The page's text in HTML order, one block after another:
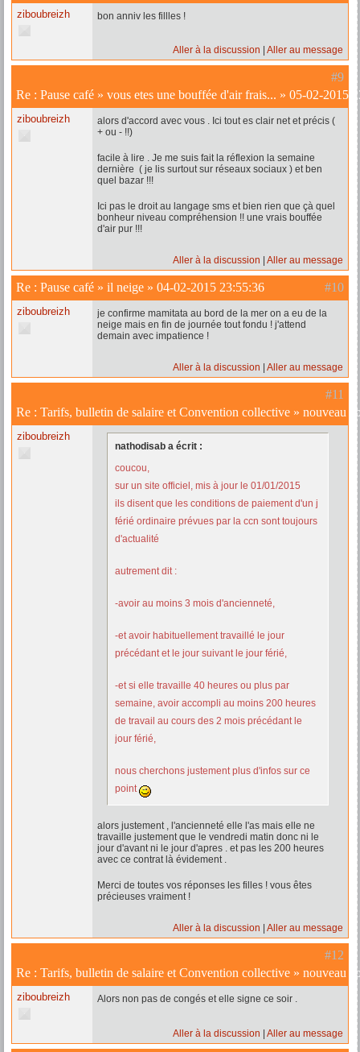
ziboubreizh bon anniv les fillles !
Aller à la discussion Aller au message
#9
Re : Pause café » vous etes une bouffée d'air frais... » 05-02-2015
ziboubreizh
alors d'accord avec vous . Ici tout es clair net et précis (
+ ou - !!)
facile à lire . Je me suis fait la réflexion la semaine
dernière ( je lis surtout sur réseaux sociaux ) et ben
quel bazar !!!
Ici pas le droit au langage sms et bien rien que çà quel
bonheur niveau compréhension !! une vrais bouffée
d'air pur !!!
Aller à la discussion Aller au message
#10
Re : Pause café » il neige » 04-02-2015 23:55:36
ziboubreizh
je confirme mamitata au bord de la mer on a eu de la
neige mais en fin de journée tout fondu ! j'attend
demain avec impatience !
Aller à la discussion Aller au message
#11
Re : Tarifs, bulletin de salaire et Convention collective » nouveau
ziboubreizh
nathodisab a écrit :
coucou,
sur un site officiel, mis à jour le 01/01/2015
ils disent que les conditions de paiement d'un j
férié ordinaire prévues par la ccn sont toujours
d'actualité
autrement dit :
-avoir au moins 3 mois d'ancienneté,
-et avoir habituellement travaillé le jour
précédant et le jour suivant le jour férié,
-et si elle travaille 40 heures ou plus par
semaine, avoir accompli au moins 200 heures
de travail au cours des 2 mois précédant le
jour férié,
nous cherchons justement plus d'infos sur ce
point
alors justement , l'ancienneté elle l'as mais elle ne
travaille justement que le vendredi matin donc ni le
jour d'avant ni le jour d'apres . et pas les 200 heures
avec ce contrat là évidement .
Merci de toutes vos réponses les filles ! vous êtes
précieuses vraiment !
Aller à la discussion Aller au message
#12
Re : Tarifs, bulletin de salaire et Convention collective » nouveau
ziboubreizh Alors non pas de congés et elle signe ce soir .
Aller à la discussion Aller au message